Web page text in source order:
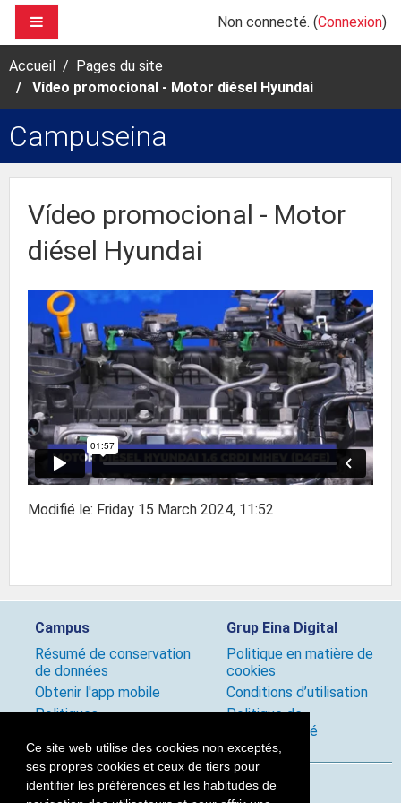
Ce site web utilise des cookies non exceptés,
ses propres cookies et ceux de tiers pour
identifier les préférences et les habitudes de
Passer au contenu principal
Non connecté. (Connexion)
Accueil
Pages du site
Vídeo promocional - Motor diésel Hyundai
Campuseina
Vídeo promocional - Motor
diésel Hyundai
Modifié le: Friday 15 March 2024, 11:52
Campus
Résumé de conservation
de données
Obtenir l'app mobile
Politiques
Grup Eina Digital
Politique en matière de
cookies
Conditions d’utilisation
Politique de
confidentialité
Suivez-nous